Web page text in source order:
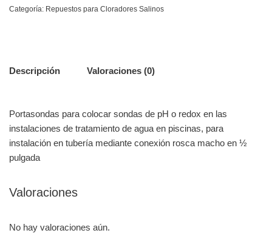
Categoría: Repuestos para Cloradores Salinos
Descripción Valoraciones (0)
Portasondas para colocar sondas de pH o redox en las
instalaciones de tratamiento de agua en piscinas, para
instalación en tubería mediante conexión rosca macho en ½
pulgada
Valoraciones
No hay valoraciones aún.